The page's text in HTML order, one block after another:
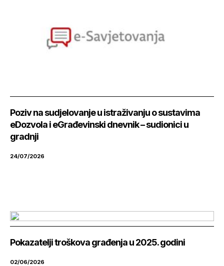
Poziv na sudjelovanje u istraživanju o sustavima
eDozvola i eGrađevinski dnevnik – sudionici u
gradnji
24/07/2026
Pokazatelji troškova građenja u 2025. godini
02/06/2026